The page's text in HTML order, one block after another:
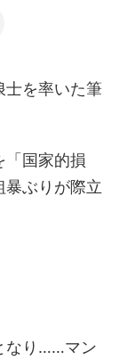
士を率いた筆
「国家的損
暴ぶりが際立
なり……マン